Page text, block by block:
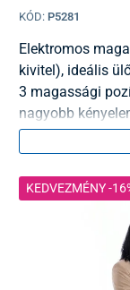
KÓD: P5281
Elektromos
kivitel), ideális
3 magassági
nagyobb
KEDVEZMÉNY -